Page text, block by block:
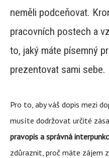
neměli podceňovat.
pracovních postech a
to, jaký máte písemný
prezentovat sami sebe.
Pro to, aby váš dopis mezi
musíte dodržovat určité
pravopis a správná
zdůraznit, proč máte zájem